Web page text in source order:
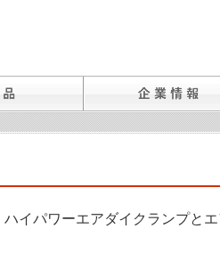
イパワーエアダイクランプと